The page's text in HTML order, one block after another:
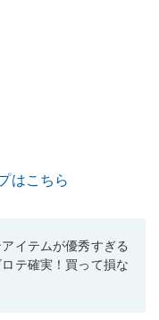
はこちら
イテムが優秀すぎる
テ確実！買って損な